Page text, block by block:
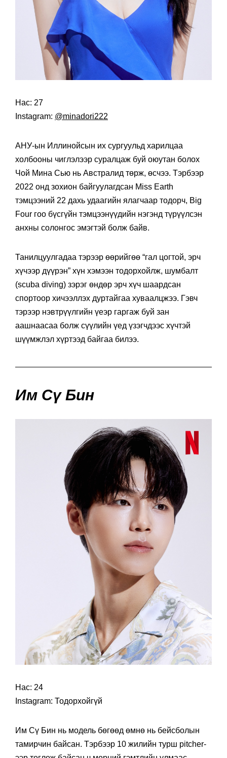
Нас: 27
Instagram: @minadori222
АНУ-ын Иллинойсын их сургуульд харилцаа
холбооны чиглэлээр суралцаж буй оюутан болох
Чой Мина Сью нь Австралид төрж, өсчээ. Тэрбээр
2022 онд зохион байгуулагдсан Miss Earth
тэмцээний 22 дахь удаагийн ялагчаар тодорч, Big
Four гоо бүсгүйн тэмцээнүүдийн нэгэнд түрүүлсэн
анхны солонгос эмэгтэй болж байв.
Танилцуулгадаа тэрээр өөрийгөө “гал цогтой, эрч
хүчээр дүүрэн” хүн хэмээн тодорхойлж, шумбалт
(scuba diving) зэрэг өндөр эрч хүч шаардсан
спортоор хичээллэх дуртайгаа хуваалцжээ. Гэвч
тэрээр нэвтрүүлгийн үеэр гаргаж буй зан
аашнаасаа болж сүүлийн үед үзэгчдээс хүчтэй
шүүмжлэл хүртээд байгаа билээ.
Им Сү Бин
Нас: 24
Instagram: Тодорхойгүй
Им Сү Бин нь модель бөгөөд өмнө нь бейсболын
тамирчин байсан. Тэрбээр 10 жилийн турш pitcher-